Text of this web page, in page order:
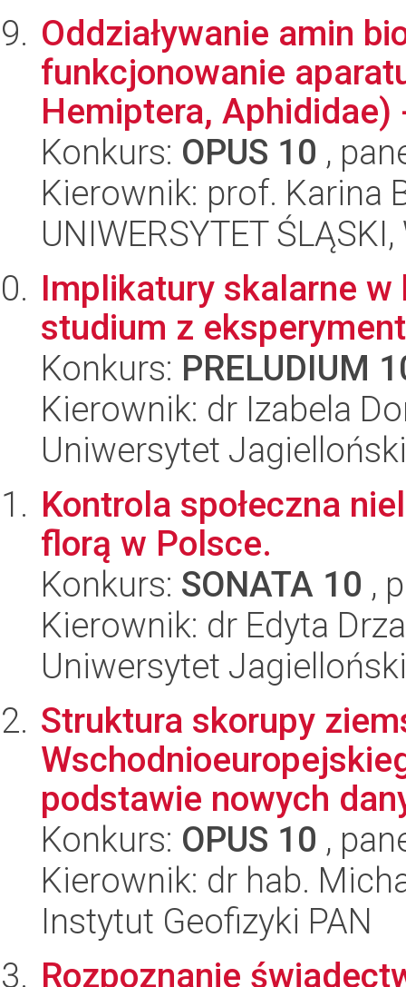
Oddziaływanie amin
funkcjonowanie
Hemiptera, Aphididae)
Konkurs: OPUS 10 ,
Kierownik: prof. Karina
UNIWERSYTET
Implikatury skalarne
studium z
Konkurs: PRELUDIUM
Kierownik: dr Izabela
Uniwersytet
Kontrola społeczna
florą w Polsce.
Konkurs: SONATA 10 ,
Kierownik: dr Edyta
Uniwersytet
Struktura skorupy
podstawie nowych
Konkurs: OPUS 10 ,
Kierownik: dr hab.
Instytut Geofizyki PAN
Rozpoznanie